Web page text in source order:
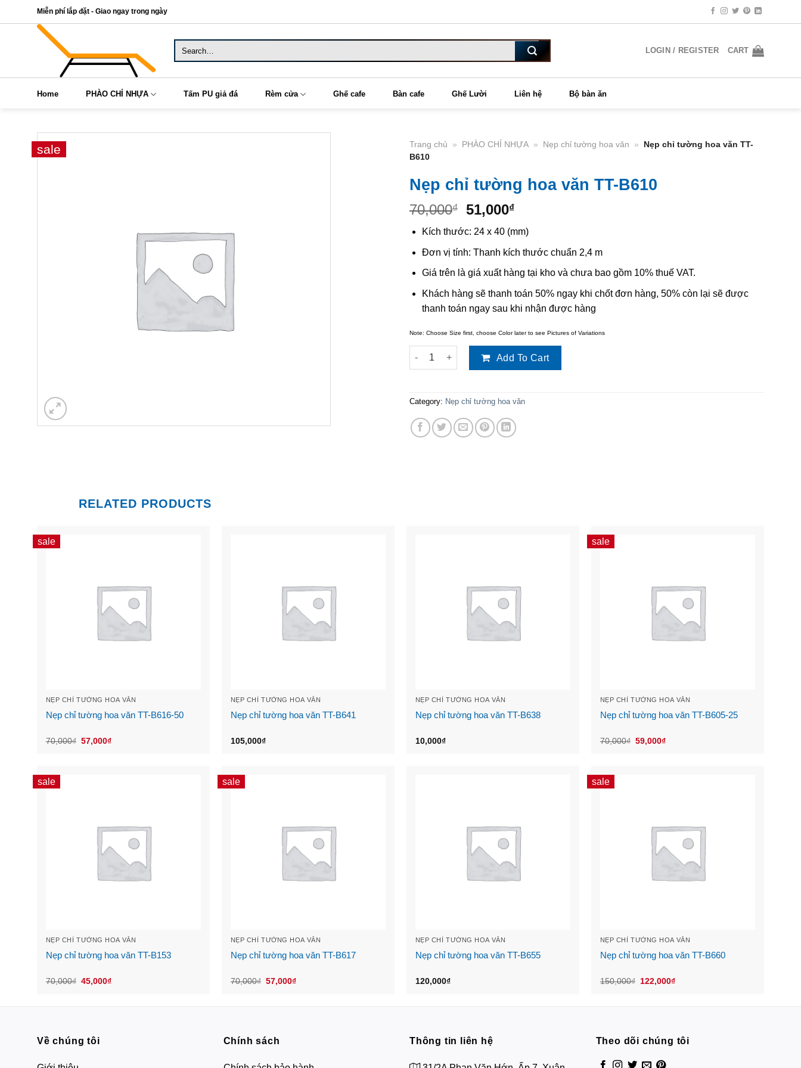
to
Miễn phí lắp đặt - Giao ngay trong ngày
LOGIN / REGISTER CART
Home PHÀO CHỈ NHỰA Tấm PU giả đá Rèm cửa Ghế cafe Bàn cafe Ghế Lười Liên hệ Bộ bàn ăn
sale Trang chủ » PHÀO CHỈ NHỰA » Nẹp chỉ tường hoa văn »
Nẹp chỉ tường hoa văn TT-
B610
Nẹp chỉ tường hoa văn TT-B610
70,000₫
Original
was:
70,000₫.
51,000₫Current
is:
51,000₫.
Kích thước: 24 x 40 (mm)
Đơn vị tính: Thanh kích thước chuẩn 2,4 m
Giá trên là giá xuất hàng tại kho và chưa bao gồm 10% thuế VAT.
Khách hàng sẽ thanh toán 50% ngay khi chốt đơn hàng, 50% còn lại sẽ được
thanh toán ngay sau khi nhận được hàng
Note: Choose Size first, choose Color later to see Pictures of Variations
Nẹp chỉ tường hoa văn TT-B610 quantity
Add To Cart
Category: Nẹp chỉ tường hoa văn
RELATED PRODUCTS
sale
NẸP CHỈ TƯỜNG HOA VĂN
Nẹp chỉ tường hoa văn TT-B616-50
70,000₫ Original
57,000₫Current
NẸP CHỈ TƯỜNG HOA VĂN
Nẹp chỉ tường hoa văn TT-B641
105,000₫
NẸP CHỈ TƯỜNG HOA VĂN
Nẹp chỉ tường hoa văn TT-B638
10,000₫
sale
NẸP CHỈ TƯỜNG HOA VĂN
Nẹp chỉ tường hoa văn TT-B605-25
70,000₫ Original
59,000₫Current
sale
NẸP CHỈ TƯỜNG HOA VĂN
Nẹp chỉ tường hoa văn TT-B153
70,000₫ Original
45,000₫Current
sale
NẸP CHỈ TƯỜNG HOA VĂN
Nẹp chỉ tường hoa văn TT-B617
70,000₫ Original
57,000₫Current
NẸP CHỈ TƯỜNG HOA VĂN
Nẹp chỉ tường hoa văn TT-B655
120,000₫
sale
NẸP CHỈ TƯỜNG HOA VĂN
Nẹp chỉ tường hoa văn TT-B660
150,000₫ Original
122,000₫Current
Về chúng tôi Chính sách Thông tin liên hệ Theo dõi chúng tôi